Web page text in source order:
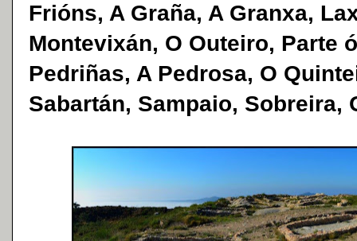
Frións, A Graña, A Granxa,
Montevixán, O Outeiro, Parte
Pedriñas, A Pedrosa, O
Sabartán, Sampaio, Sobreira,